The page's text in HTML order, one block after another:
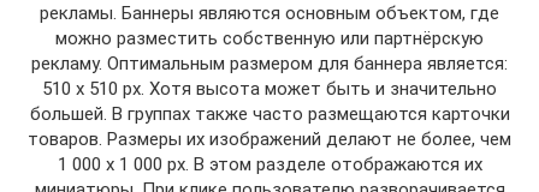
рекламы. Баннеры являются основным объектом, где
можно разместить собственную или партнёрскую
рекламу. Оптимальным размером для баннера является:
510 x 510 px. Хотя высота может быть и значительно
большей. В группах также часто размещаются карточки
товаров. Размеры их изображений делают не более, чем
1 000 x 1 000 px. В этом разделе отображаются их